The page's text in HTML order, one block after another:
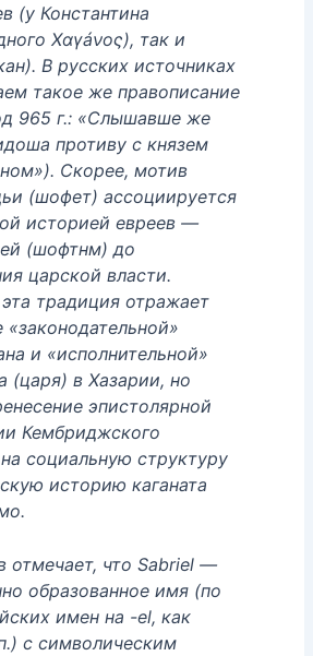
(у Константина
Χαγáνος), так и
В русских источниках
такое же правописание
965 г.: «Слышавше же
противу с князем
Скорее, мотив
(шофет) ассоциируется
историей евреев —
(шофтнм) до
царской власти.
традиция отражает
«законодательной»
и «исполнительной»
(царя) в Хазарии, но
эпистолярной
Кембриджского
социальную структуру
историю каганата
отмечает, что Sabriel —
образованное имя (по
имен на -el, как
с символическим